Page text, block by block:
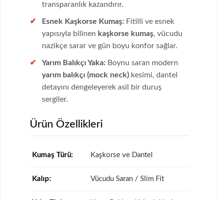
transparanlık kazandırır.
Esnek Kaşkorse Kumaş: Fitilli ve esnek
yapısıyla bilinen kaşkorse kumaş, vücudu
nazikçe sarar ve gün boyu konfor sağlar.
Yarım Balıkçı Yaka: Boynu saran modern
yarım balıkçı (mock neck) kesimi, dantel
detayını dengeleyerek asil bir duruş
sergiler.
Ürün Özellikleri
Kumaş Türü: Kaşkorse ve Dantel
Kalıp: Vücudu Saran / Slim Fit